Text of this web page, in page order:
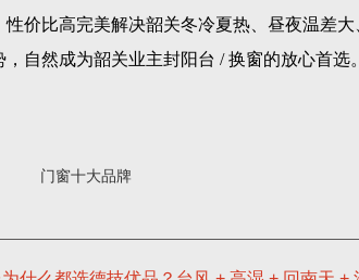
性价比高完美解决韶关冬冷夏热、昼夜温差
自然成为韶关业主封阳台 / 换窗的放心首选。
门窗十大品牌